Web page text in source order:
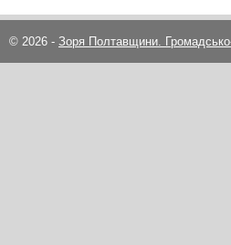
© 2026 - Зоря Полтавщини. Громадсько-